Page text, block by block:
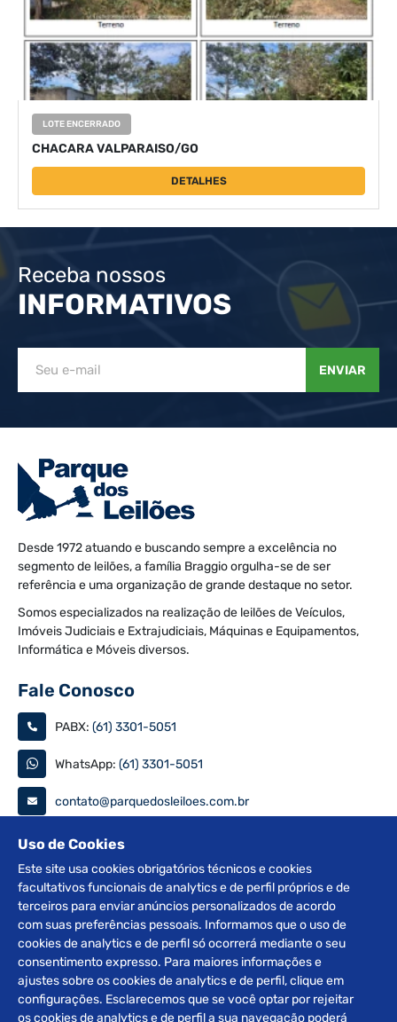
LOTE ENCERRADO
CHACARA VALPARAISO/GO
DETALHES
Receba nossos
INFORMATIVOS
ENVIAR
Desde 1972 atuando e buscando sempre a excelência no
segmento de leilões, a família Braggio orgulha-se de ser
referência e uma organização de grande destaque no setor.
Somos especializados na realização de leilões de Veículos,
Imóveis Judiciais e Extrajudiciais, Máquinas e Equipamentos,
Informática e Móveis diversos.
Fale Conosco
PABX: (61) 3301-5051
WhatsApp: (61) 3301-5051
contato@parquedosleiloes.com.br
Consulte seu documento
PESQUISAR
Siga nas redes
Uso de Cookies
Este site usa cookies obrigatórios técnicos e cookies
facultativos funcionais de analytics e de perfil próprios e de
terceiros para enviar anúncios personalizados de acordo
com suas preferências pessoais. Informamos que o uso de
cookies de analytics e de perfil só ocorrerá mediante o seu
consentimento expresso. Para maiores informações e
ajustes sobre os cookies de analytics e de perfil, clique em
configurações. Esclarecemos que se você optar por rejeitar
os cookies de analytics e de perfil a sua navegação poderá